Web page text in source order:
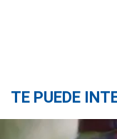
TE PUEDE